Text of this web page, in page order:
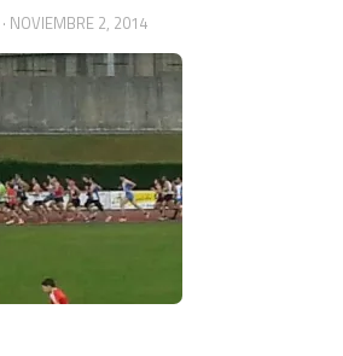
· NOVIEMBRE 2, 2014